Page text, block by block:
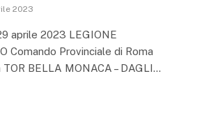
2023
aprile 2023 LEGIONE
Comando Provinciale di Roma
BELLA MONACA – DAGLI…